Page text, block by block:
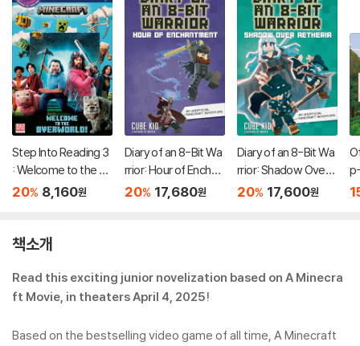
Step Into Reading 3
: Welcome to the O
verworld (a Minecra
20% 8,160원
Diary of an 8-Bit Wa
rrior: Hour of Enchan
tment Volume 8
20% 17,680원
Diary of an 8-Bit Wa
rrior: Shadow Over
Aetheria: An Unoffic
20% 17,600원
책소개
Read this exciting junior novelization based on A Minecra
ft Movie, in theaters April 4, 2025!
Based on the bestselling video game of all time, A Minecraft